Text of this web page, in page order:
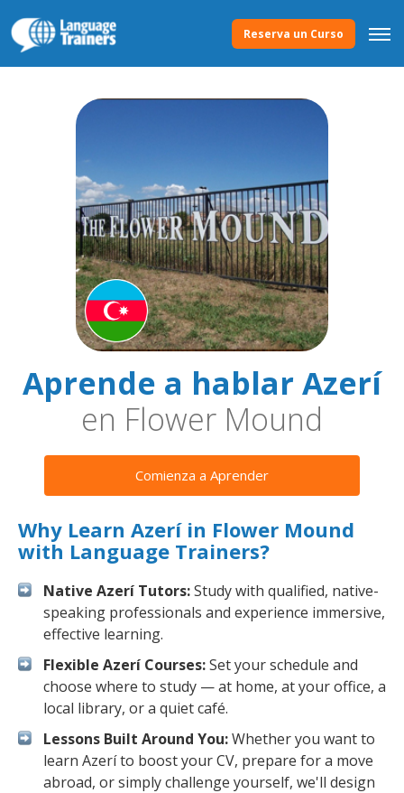
Reserva un Curso
Aprende a hablar Azerí
en Flower Mound
Comienza a Aprender
Why Learn Azerí in Flower Mound
with Language Trainers?
Native Azerí Tutors:Study with qualified, native-
speaking professionals and experience immersive,
effective learning.
Flexible Azerí Courses:Set your schedule and
choose where to study — at home, at your office, a
local library, or a quiet café.
Lessons Built Around You:Whether you want to
learn Azerí to boost your CV, prepare for a move
abroad, or simply challenge yourself, we'll design